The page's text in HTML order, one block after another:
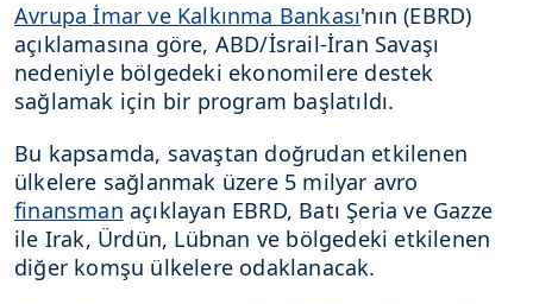
Avrupa İmar ve Kalkınma Bankası'nın (EBRD)
açıklamasına göre, ABD/İsrail-İran Savaşı
nedeniyle bölgedeki ekonomilere destek
sağlamak için bir program başlatıldı.
Bu kapsamda, savaştan doğrudan etkilenen
ülkelere sağlanmak üzere 5 milyar avro
finansman açıklayan EBRD, Batı Şeria ve Gazze
ile Irak, Ürdün, Lübnan ve bölgedeki etkilenen
diğer komşu ülkelere odaklanacak.